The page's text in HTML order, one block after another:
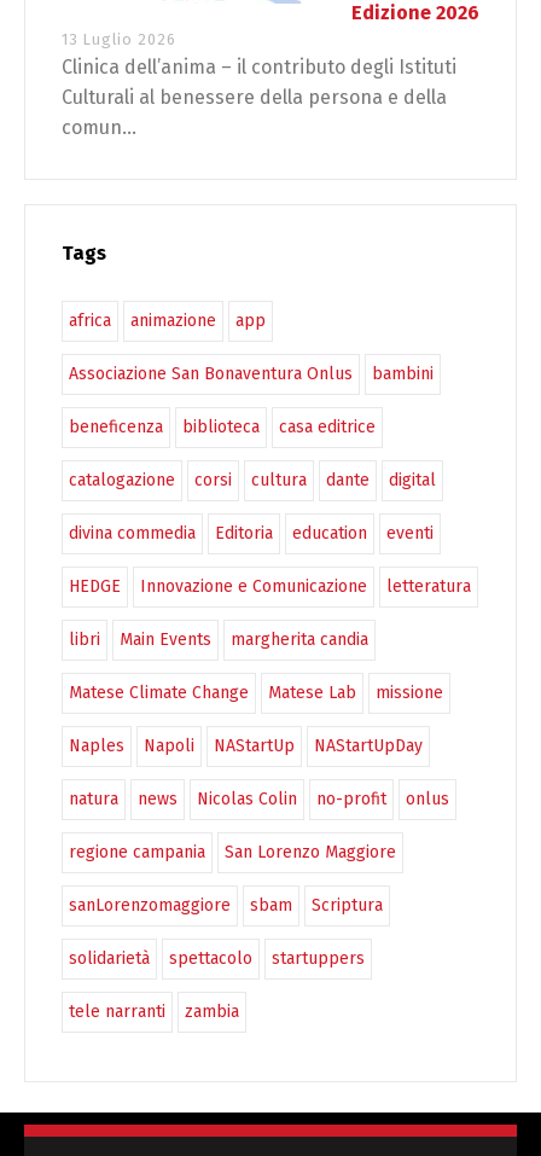
Edizione 2026
13 Luglio 2026
Clinica dell’anima – il contributo degli Istituti
Culturali al benessere della persona e della
comun...
Tags
africa animazione app
Associazione San Bonaventura Onlus bambini
beneficenza biblioteca casa editrice
catalogazione corsi cultura dante digital
divina commedia Editoria education eventi
HEDGE Innovazione e Comunicazione letteratura
libri Main Events margherita candia
Matese Climate Change Matese Lab missione
Naples Napoli NAStartUp NAStartUpDay
natura news Nicolas Colin no-profit onlus
regione campania San Lorenzo Maggiore
sanLorenzomaggiore sbam Scriptura
solidarietà spettacolo startuppers
tele narranti zambia